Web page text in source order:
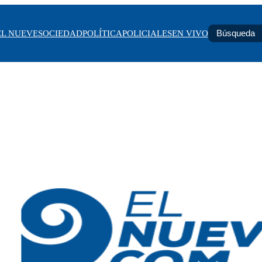
NUEVESOCIEDADPOLÍTICAPOLICIALESEN VIVO